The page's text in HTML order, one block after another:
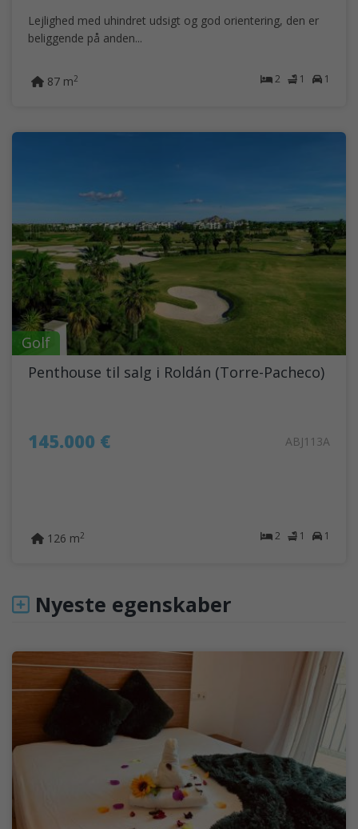
Lejlighed med uhindret udsigt og god orientering, den er
beliggende på anden...
2 1 1
87 m2
Golf
Penthouse til salg i Roldán (Torre-Pacheco)
145.000 € ABJ113A
2 1 1
126 m2
Nyeste egenskaber